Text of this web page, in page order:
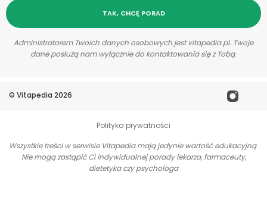
TAK, CHCĘ PORAD
Administratorem Twoich danych osobowych jest vitapedia.pl. Twoje
dane posłużą nam wyłącznie do kontaktowania się z Tobą.
© Vitapedia 2026
Polityka prywatności
Wszystkie treści w serwisie Vitapedia mają jedynie wartość edukacyjną.
Nie mogą zastąpić Ci indywidualnej porady lekarza, farmaceuty,
dietetyka czy psychologa